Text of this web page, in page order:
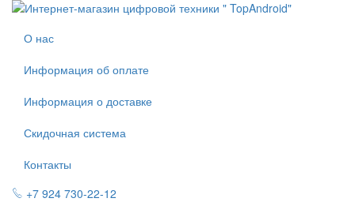
О нас
Информация об оплате
Информация о доставке
Скидочная система
Контакты
+7 924 730-22-12